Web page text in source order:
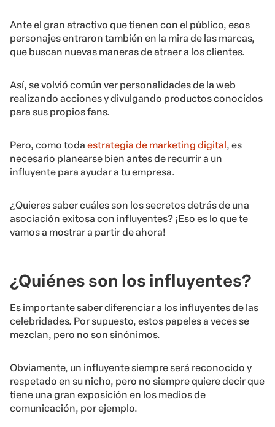
Ante el gran atractivo que tienen con el público, esos
personajes entraron también en la mira de las marcas,
que buscan nuevas maneras de atraer a los clientes.
Así, se volvió común ver personalidades de la web
realizando acciones y divulgando productos conocidos
para sus propios fans.
Pero, como toda estrategia de marketing digital , es
necesario planearse bien antes de recurrir a un
influyente para ayudar a tu empresa.
¿Quieres saber cuáles son los secretos detrás de una
asociación exitosa con influyentes? ¡Eso es lo que te
vamos a mostrar a partir de ahora!
¿Quiénes son los influyentes?
Es importante saber diferenciar a los influyentes de las
celebridades. Por supuesto, estos papeles a veces se
mezclan, pero no son sinónimos.
Obviamente, un influyente siempre será reconocido y
respetado en su nicho, pero no siempre quiere decir que
tiene una gran exposición en los medios de
comunicación, por ejemplo.